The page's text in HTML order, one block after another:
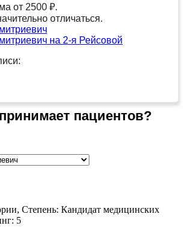
от 2500 ₽.
отличаться.
на 2-я Рейсовой
пациентов?
Степень: Кандидат медицинских
5